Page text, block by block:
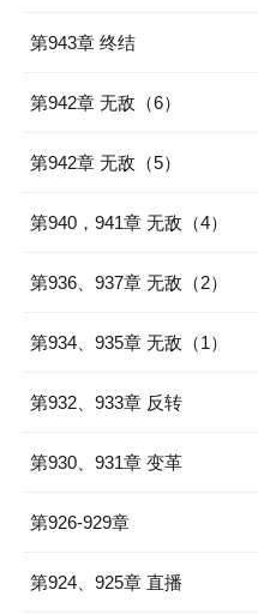
第943章 终结
第942章 无敌（6）
第942章 无敌（5）
第940，941章 无敌（4）
第936、937章 无敌（2）
第934、935章 无敌（1）
第932、933章 反转
第930、931章 变革
第926-929章
第924、925章 直播